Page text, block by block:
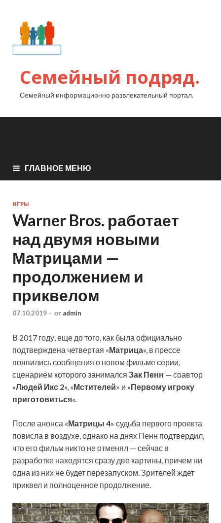
Семейный подряд.
Семейный информационно развлекательный портал.
ГЛАВНОЕ МЕНЮ
ИГРЫ
Warner Bros. работает
над двумя новыми
Матрицами —
продолжением и
приквелом
07.10.2019 - от admin
В 2017 году, еще до того, как была официально
подтверждена четвертая «Матрица«, в прессе
появились сообщения о новом фильме серии,
сценарием которого занимался Зак Пенн — соавтор
«Людей Икс 2«, «Мстителей» и «Первому игроку
приготовиться«.
После анонса «Матрицы 4» судьба первого проекта
повисла в воздухе, однако на днях Пенн подтвердил,
что его фильм никто не отменял — сейчас в
разработке находятся сразу две картины, причем ни
одна из них не будет перезапуском. Зрителей ждет
приквел и полноценное продолжение.